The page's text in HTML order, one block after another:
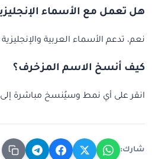
هل تعمل مع الأسماء
نعم، تدعم الأسماء العربية
كيف أنسخ الاسم المزخرف؟
انقر على أي نمط وسيُنسخ مباشرة
شارك: